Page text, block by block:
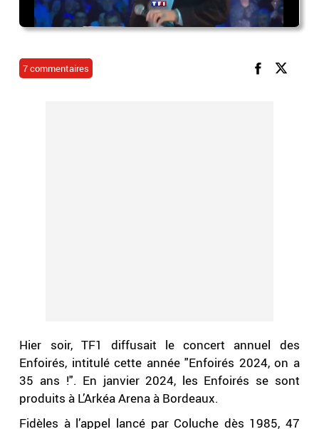
7 commentaires
Hier soir, TF1 diffusait le concert annuel des
Enfoirés, intitulé cette année "Enfoirés 2024, on a
35 ans !". En janvier 2024, les Enfoirés se sont
produits à L’Arkéa Arena à Bordeaux.
Fidèles à l’appel lancé par Coluche dès 1985, 47